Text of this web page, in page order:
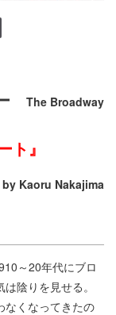
The Broadway
ト』
by Kaoru Nakajima
～20年代にブロ
陰りを見せる。
なくなってきたの